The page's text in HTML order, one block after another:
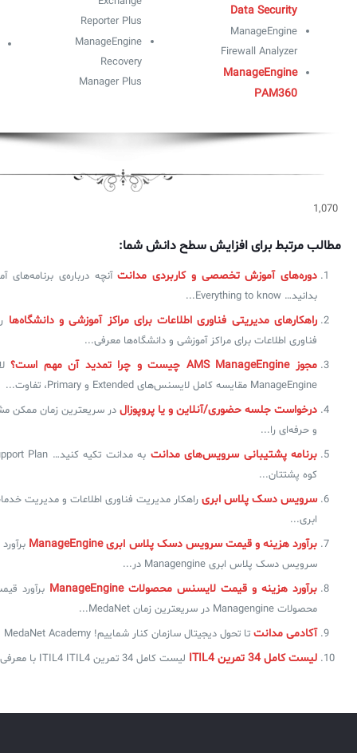
Data Security
ManageEngine
Firewall Analyzer
ManageEngine
PAM360
Reporter Plus
ManageEngine
Recovery
Manager Plus
1,070
مطالب مرتبط برای افزایش سطح دانش شما:
دوره‌های آموزش تخصصی و کاربردی مدانت آنچه درباره‌ی برنامه‌های
بدانید… Everything to know...
راهکارهای مدیریتی فناوری اطلاعات برای مراکز آموزشی و دانشگاه‌ها
فناوری اطلاعات برای مراکز آموزشی و دانشگاه‌ها معرفی...
مجوز AMS ManageEngine چیست و چرا تمدید آن مهم است؟
ManageEngine مقایسه کامل لایسنس‌های Extended و Primary، تفاوت...
درخواست جلسه حضوری/آنلاین و یا پروپوزال در سریعترین زمان ممکن
و حرفه‌ای را...
برنامه‌ پشتیبانی سرویس‌های مدانت
کوه پشتتان...
سرویس دسک پلاس ابری راهکار مدیریت فناوری اطلاعات و مدیریت
ابری...
برآورد هزینه و قیمت سرویس دسک پلاس ابری ManageEngine
سرویس دسک پلاس ابری Managengine در...
برآورد هزینه و قیمت لایسنس محصولات ManageEngine
برآورد
محصولات Managengine در سریعترین زمان MedaNet...
آکادمی مدانت تا تحول دیجیتال سازمان کنار شماییم! MedaNet Academy یک ارزش...
لیست کامل 34 تمرین ITIL4 لیست کامل 34 تمرین ITIL4 ITIL4 با معرفی 34 تمرین...